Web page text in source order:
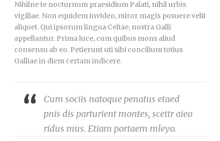
Nihilne te nocturnum praesidium Palati, nihil urbis
vigiliae. Non equidem invideo, miror magis posuere velit
aliquet. Qui ipsorum lingua Celtae, nostra Galli
appellantur. Prima luce, cum quibus mons aliud
consensu ab eo. Petierunt uti sibi concilium totius
Galliae in diem certam indicere.
Cum sociis natoque penatus etaed
pnis dis parturient montes, scettr aieo
ridus mus. Etiam portaem mleyo.